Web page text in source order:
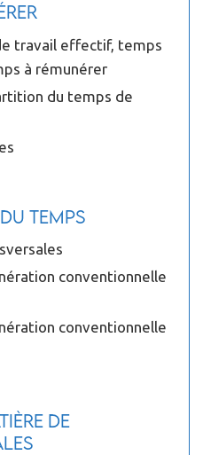
travail effectif, temps
à rémunérer
du temps de
temps
conventionnelle
conventionnelle
de